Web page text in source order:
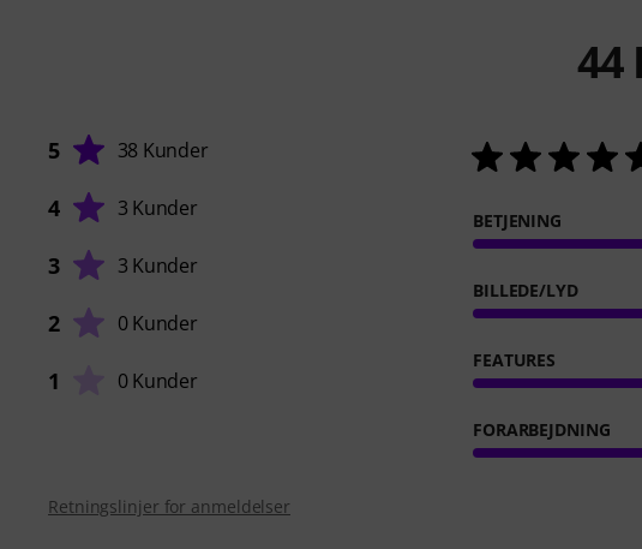
44
5 38 Kunder
4 3 Kunder
3 3 Kunder
2 0 Kunder
1 0 Kunder
BETJENING
BILLEDE/LYD
FEATURES
FORARBEJDNING
Retningslinjer for anmeldelser